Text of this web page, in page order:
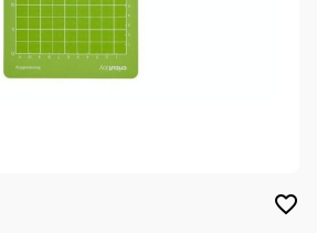
favorite_border